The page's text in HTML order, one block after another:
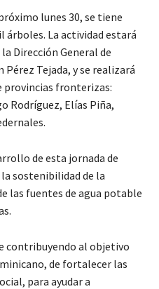
lunes 30, se tiene
La actividad estará
Dirección General de
Tejada, y se realizará
fronterizas:
Rodríguez, Elías Piña,
de esta jornada de
sostenibilidad de la
las fuentes de agua potable
contribuyendo al objetivo
de fortalecer las
para ayudar a